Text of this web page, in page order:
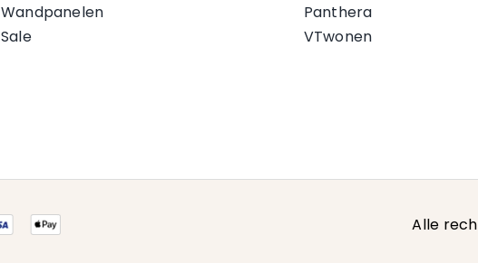
Wandpanelen
Sale
Panthera
VTwonen
Alle